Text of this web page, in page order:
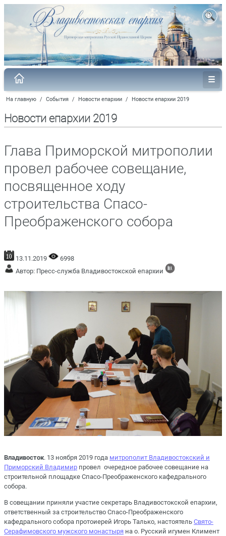
На главную / События / Новости епархии / Новости епархии 2019
Новости епархии 2019
Глава Приморской митрополии
провел рабочее совещание,
посвященное ходу
строительства Спасо-
Преображенского собора
13.11.2019
6998
Автор: Пресс-служба Владивостокской епархии
Владивосток. 13 ноября 2019 года митрополит Владивостокский и
Приморский Владимир провел очередное рабочее совещание на
строительной площадке Спасо-Преображенского кафедрального
собора.
В совещании приняли участие секретарь Владивостокской епархии,
ответственный за строительство Спасо-Преображенского
кафедрального собора протоиерей Игорь Талько, настоятель Свято-
Серафимовского мужского монастыря на о. Русский игумен Климент